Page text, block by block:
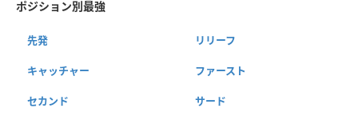
ポジション別最強
先発 リリーフ
キャッチャー ファースト
セカンド サード